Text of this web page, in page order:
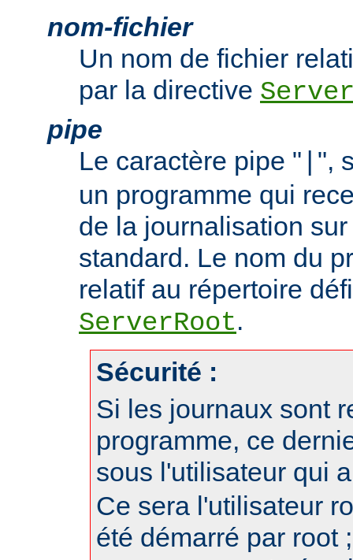
nom-fichier
Un nom de fichier
par la directive
pipe
Le caractère pipe " ",
un programme qui
de la journalisation
standard. Le nom du
relatif au répertoire
ServerRoot.
Sécurité :
Si les journaux sont
programme, ce
sous l'utilisateur qui
Ce sera l'utilisateur
été démarré par root